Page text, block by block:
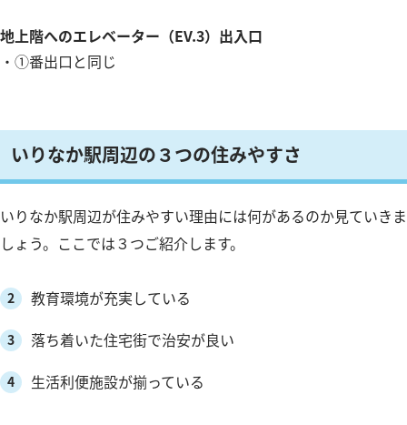
地上階へのエレベーター（EV.3）出入口
・①番出口と同じ
いりなか駅周辺の３つの住みやすさ
いりなか駅周辺が住みやすい理由には何があるのか見ていきま
しょう。ここでは３つご紹介します。
教育環境が充実している
落ち着いた住宅街で治安が良い
生活利便施設が揃っている